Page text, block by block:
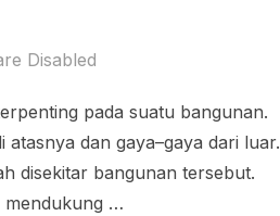
Disabled
pada suatu bangunan.
dan gaya–gaya dari luar.
disekitar bangunan tersebut.
mendukung …